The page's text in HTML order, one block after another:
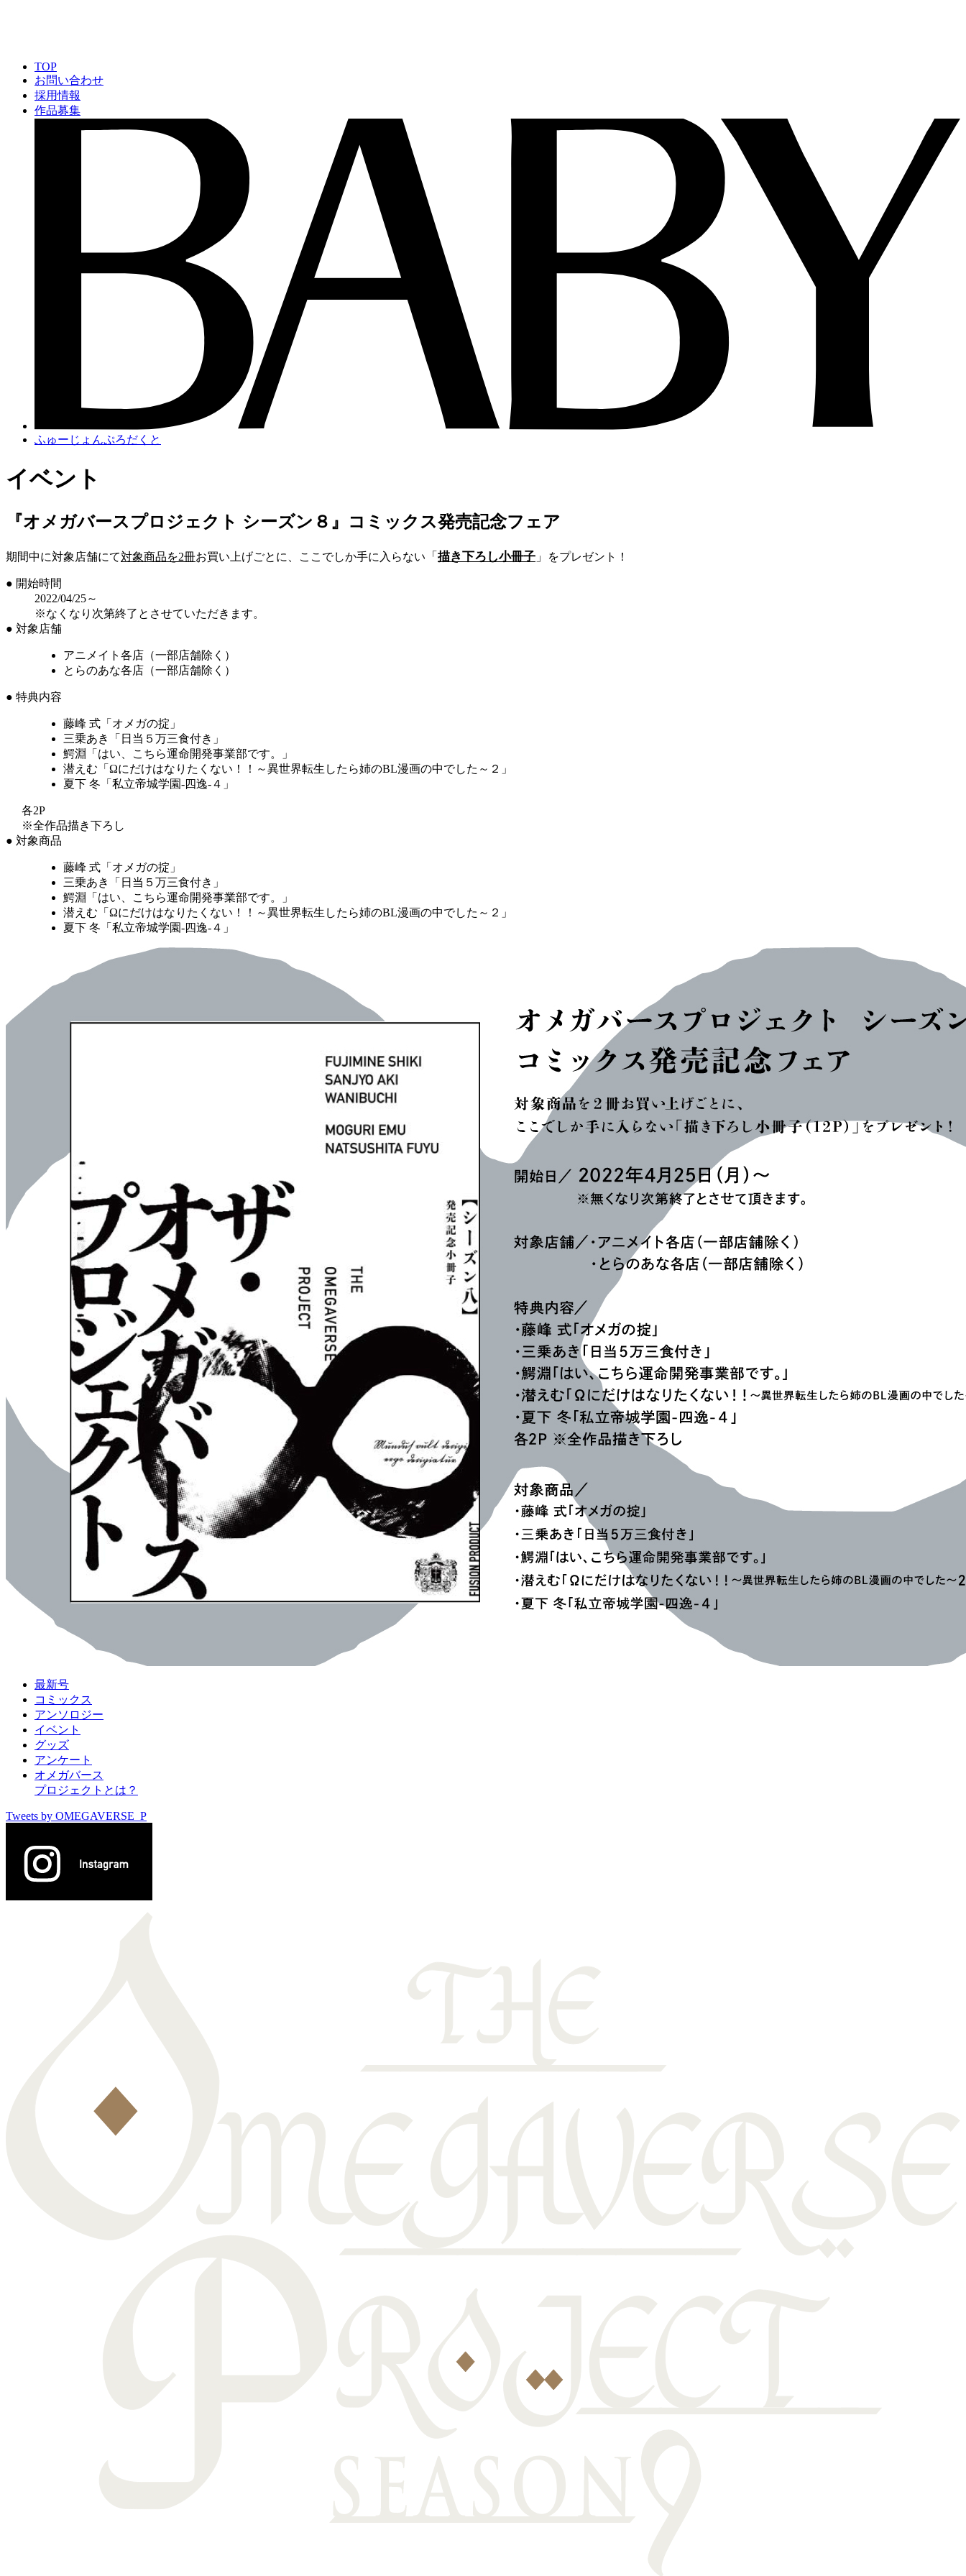
TOP
お問い合わせ
採用情報
作品募集
ふゅーじょんぷろだくと
イベント
『オメガバースプロジェクト シーズン８』コミックス発売記念フェア
期間中に対象店舗にて対象商品を2冊お買い上げごとに、ここでしか手に入らない 「 描き下ろし小冊子 」 をプレゼント！
● 開始時間
2022/04/25～
※なくなり次第終了とさせていただきます。
● 対象店舗
アニメイト各店（一部店舗除く）
とらのあな各店（一部店舗除く）
● 特典内容
藤峰 式「オメガの掟」
三乗あき「日当５万三食付き」
鰐淵「はい、こちら運命開発事業部です。」
潜えむ「Ωにだけはなりたくない！！～異世界転生したら姉のBL漫画の中でした～２」
夏下 冬「私立帝城学園-四逸-４」
各2P
※全作品描き下ろし
● 対象商品
藤峰 式「オメガの掟」
三乗あき「日当５万三食付き」
鰐淵「はい、こちら運命開発事業部です。」
潜えむ「Ωにだけはなりたくない！！～異世界転生したら姉のBL漫画の中でした～２」
夏下 冬「私立帝城学園-四逸-４」
最新号
コミックス
アンソロジー
イベント
グッズ
アンケート
オメガバース
プロジェクトとは？
Tweets by OMEGAVERSE_P